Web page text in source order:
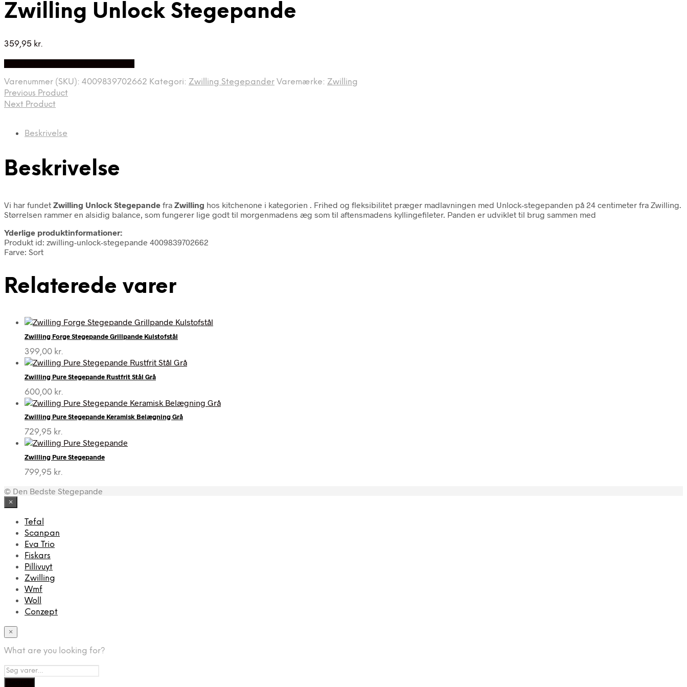
Zwilling Unlock Stegepande
359,95 kr.
Varenummer (SKU): 4009839702662 Kategori: Zwilling Stegepander Varemærke: Zwilling
Previous Product
Next Product
Beskrivelse
Beskrivelse
Vi har fundet Zwilling Unlock Stegepande fra Zwilling hos kitchenone i kategorien
. Frihed og fleksibilitet præger madlavningen med Unlock-stegepanden på 24 centimeter fra Zwilling.
Størrelsen rammer en alsidig balance, som fungerer lige godt til morgenmadens æg som til aftensmadens kyllingefileter. Panden er udviklet til brug sammen med
Yderlige produktinformationer:
Produkt id: zwilling-unlock-stegepande 4009839702662
Farve: Sort
Relaterede varer
Zwilling Forge Stegepande Grillpande Kulstofstål
399,00 kr.
Zwilling Pure Stegepande Rustfrit Stål Grå
600,00 kr.
Zwilling Pure Stegepande Keramisk Belægning Grå
729,95 kr.
Zwilling Pure Stegepande
799,95 kr.
© Den Bedste Stegepande
×
Tefal
Scanpan
Eva Trio
Fiskars
Pillivuyt
Zwilling
Wmf
Woll
Conzept
×
What are you looking for?